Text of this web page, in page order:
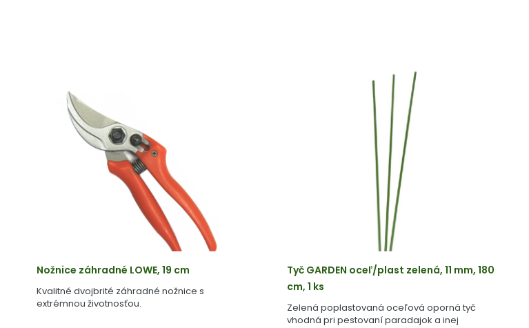
Nožnice záhradné LOWE, 19 cm
Kvalitné dvojbrité záhradné nožnice s
extrémnou životnosťou.
Tyč GARDEN oceľ/plast zelená, 11 mm, 180
cm, 1 ks
Zelená poplastovaná oceľová oporná tyč
vhodná pri pestovaní paradajok a inej